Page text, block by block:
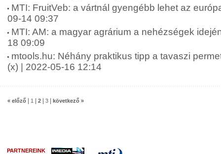
MTI: FruitVeb: a vártnál gyengébb lehet az
09-14 09:37
MTI: AM: a magyar agrárium a nehézségek
18 09:09
mtools.hu: Néhány praktikus tipp a tavaszi
(x) | 2022-05-16 12:14
« előző 1 2 3 következő »
PARTNEREINK